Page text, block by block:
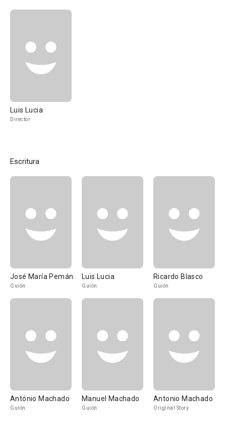
Luis Lucia
Director
Escritura
José María Pemán
Guión
Luis Lucia
Guión
Ricardo Blasco
Guión
António Machado
Guión
Manuel Machado
Guión
Antonio Machado
Original Story